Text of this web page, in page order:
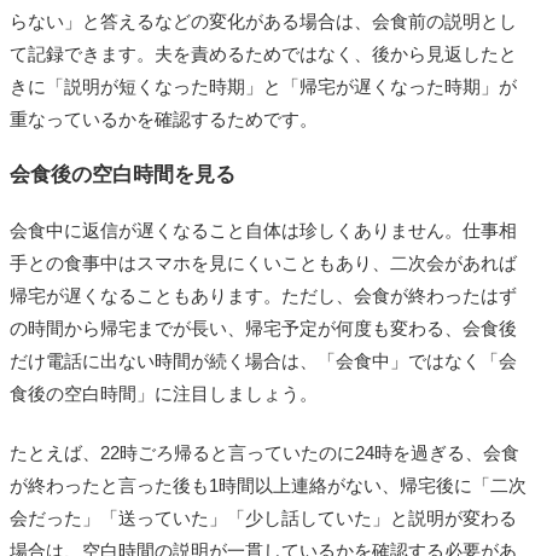
らない」と答えるなどの変化がある場合は、会食前の説明とし
て記録できます。夫を責めるためではなく、後から見返したと
きに「説明が短くなった時期」と「帰宅が遅くなった時期」が
重なっているかを確認するためです。
会食後の空白時間を見る
会食中に返信が遅くなること自体は珍しくありません。仕事相
手との食事中はスマホを見にくいこともあり、二次会があれば
帰宅が遅くなることもあります。ただし、会食が終わったはず
の時間から帰宅までが長い、帰宅予定が何度も変わる、会食後
だけ電話に出ない時間が続く場合は、「会食中」ではなく「会
食後の空白時間」に注目しましょう。
たとえば、22時ごろ帰ると言っていたのに24時を過ぎる、会食
が終わったと言った後も1時間以上連絡がない、帰宅後に「二次
会だった」「送っていた」「少し話していた」と説明が変わる
場合は、空白時間の説明が一貫しているかを確認する必要があ